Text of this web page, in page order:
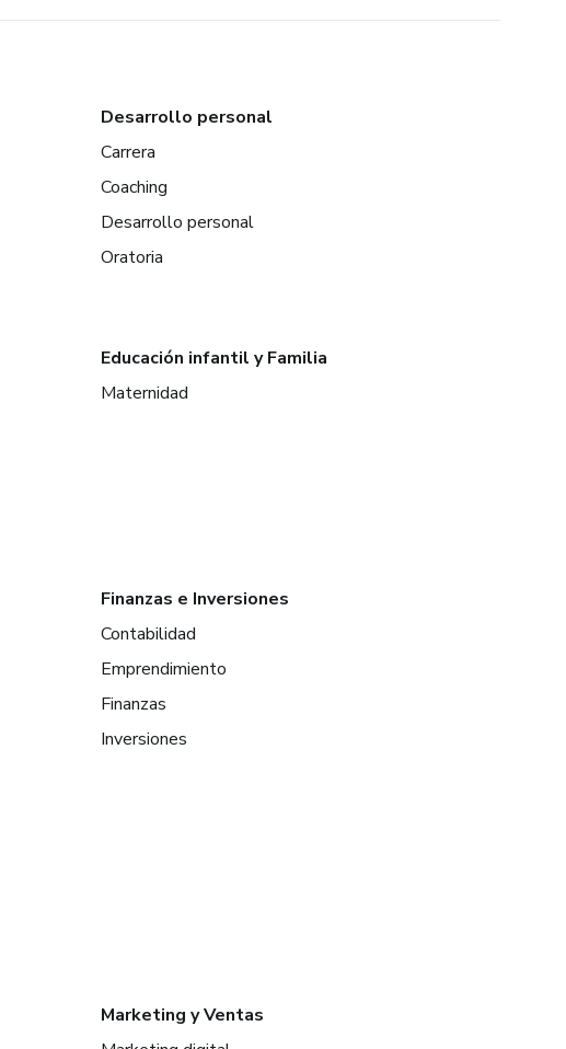
Desarrollo personal
Carrera
Coaching
Desarrollo personal
Oratoria
Educación infantil y Familia
Maternidad
Finanzas e Inversiones
Contabilidad
Emprendimiento
Finanzas
Inversiones
Marketing y Ventas